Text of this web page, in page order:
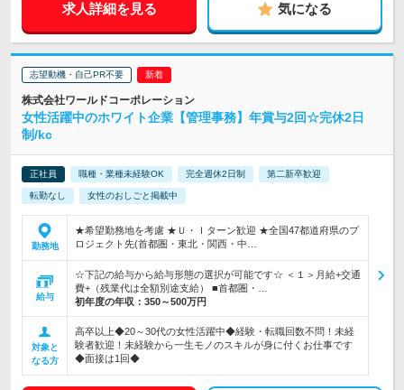
求人詳細を見る 気になる
志望動機・自己PR不要
株式会社ワールドコーポレーション
女性活躍中のホワイト企業【管理事務】年賞与2回☆完休2日
制/kc
正社員 職種・業種未経験OK 完全週休2日制 第二新卒歓迎
転勤なし 女性のおしごと掲載中
勤務地
★希望勤務地を考慮 ★Ｕ・Ｉターン歓迎 ★全国47都道府県のプ
ロジェクト先(首都圏・東北・関西・中…
給与
☆下記の給与から給与形態の選択が可能です☆ ＜１＞月給+交通
費+（残業代は全額別途支給） ■首都圏・…
初年度の年収： 350～500万円
対象と
なる方
高卒以上◆20～30代の女性活躍中◆経験・転職回数不問！未経
験者歓迎！未経験から一生モノのスキルが身に付くお仕事です
◆面接は1回◆